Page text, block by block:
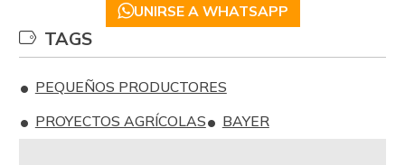
UNIRSE A WHATSAPP
TAGS
PEQUEÑOS PRODUCTORES
PROYECTOS AGRÍCOLAS
BAYER